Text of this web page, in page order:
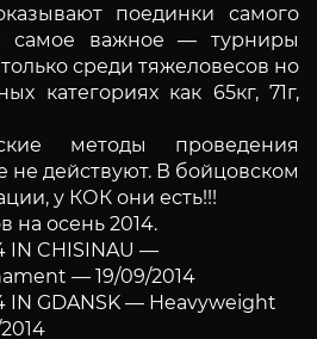
поединки самого
самое важное — турниры
среди тяжеловесов но
категориях как 65кг, 71г,
методы проведения
не действуют. В бойцовском
у КОК они есть!!!
на осень 2014.
IN CHISINAU —
— 19/09/2014
IN GDANSK — Heavyweight